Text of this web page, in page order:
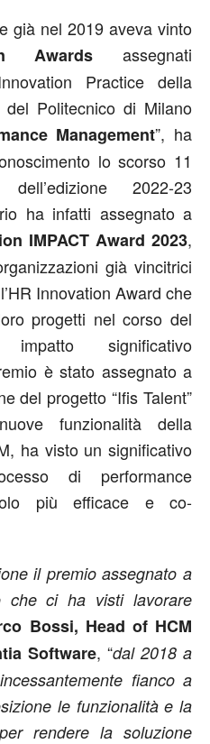
già nel 2019 aveva vinto
Awards assegnati
Practice della
Politecnico di Milano
Management”, ha
lo scorso 11
2022-23
ha infatti assegnato a
IMPACT Award 2023,
già vincitrici
Innovation Award che
progetti nel corso del
significativo
è stato assegnato a
del progetto “Ifis Talent”
funzionalità della
ha visto un significativo
di performance
più efficace e co-
il premio assegnato a
che ci ha visti lavorare
Bossi, Head of HCM
Software, “dal 2018 a
fianco a
le funzionalità e la
rendere la soluzione